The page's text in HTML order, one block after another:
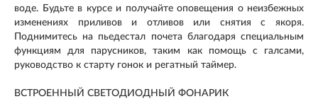
воде. Будьте в курсе и получайте оповещения о неизбежных
изменениях приливов и отливов или снятия с якоря.
Поднимитесь на пьедестал почета благодаря специальным
функциям для парусников, таким как помощь с галсами,
руководство к старту гонок и регатный таймер.
ВСТРОЕННЫЙ СВЕТОДИОДНЫЙ ФОНАРИК